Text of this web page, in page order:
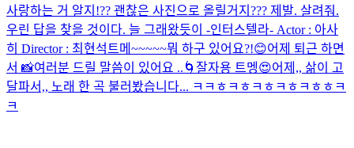
사랑하는 거 알지!?? 괜찮은 사진으로 올릴거지??? 제발. 살려줘.
우린 답을 찾을 것이다. 늘 그래왔듯이 -인터스텔라- Actor : 아사
히 Director : 최현석 트메~~~~~뭐 하구 있어요?!😊어제 퇴근 하면
서 📸여러분 드릴 말씀이 있어요 .. 🌀 잘자용 트멩😍어제,, 삶이 고
달파서,, 노래 한 곡 불러봤습니다... ㅋㅋㅎㅋㅎㅋㅎㅋㅎㅋㅎㅎㅋ
ㅋ